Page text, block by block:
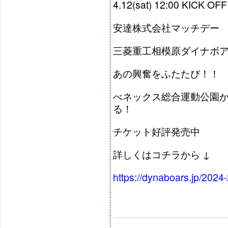
4.12(sat) 12:00 KICK OFF
安達株式会社マッチデー
三菱重工相模原ダイナボ
あの興奮をふたたび！！
べネックス総合運動公園
る！
チケット好評発売中
詳しくはコチラから ↓
https://dynaboars.jp/